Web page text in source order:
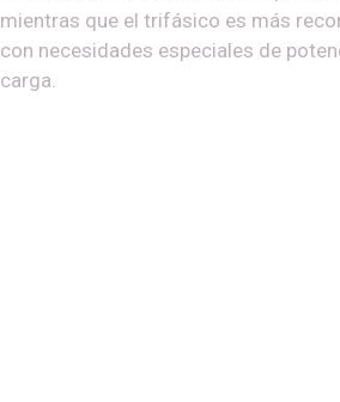
mientras que el trifásico es más
con necesidades especiales de
carga.